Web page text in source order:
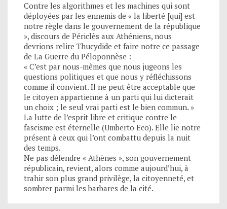
Contre les algorithmes et les machines qui sont
déployées par les ennemis de « la liberté [qui] est
notre règle dans le gouvernement de la république
», discours de Périclès aux Athéniens, nous
devrions relire Thucydide et faire notre ce passage
de La Guerre du Péloponnèse :
« C’est par nous-mêmes que nous jugeons les
questions politiques et que nous y réfléchissons
comme il convient. Il ne peut être acceptable que
le citoyen appartienne à un parti qui lui dicterait
un choix ; le seul vrai parti est le bien commun. »
La lutte de l’esprit libre et critique contre le
fascisme est éternelle (Umberto Eco). Elle lie notre
présent à ceux qui l’ont combattu depuis la nuit
des temps.
Ne pas défendre « Athènes », son gouvernement
républicain, revient, alors comme aujourd’hui, à
trahir son plus grand privilège, la citoyenneté, et
sombrer parmi les barbares de la cité.